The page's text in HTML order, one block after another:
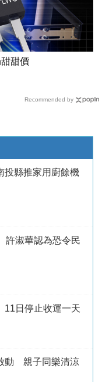
甜價
Recommended by
縣推家用廚餘機
淑華認為恐令民
日停止收運一天
動 親子同樂清涼